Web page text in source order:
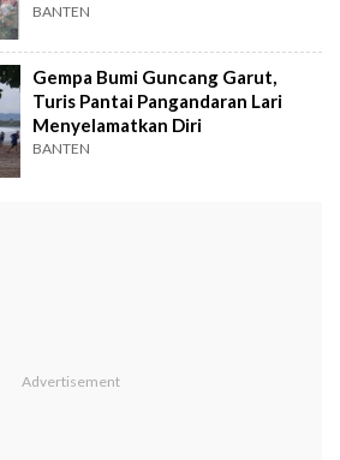
BANTEN
Gempa Bumi Guncang Garut,
Turis Pantai Pangandaran Lari
Menyelamatkan Diri
BANTEN